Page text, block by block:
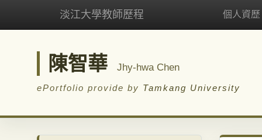
淡江大學教師歷程 個人資歷
陳智華 Jhy-hwa Chen
ePortfolio provide by Tamkang University